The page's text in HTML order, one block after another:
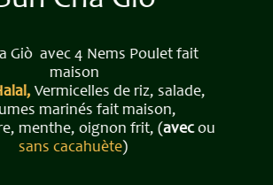
Giò avec 4 Nems Poulet fait
maison
Vermicelles de riz, salade,
marinés fait maison,
menthe, oignon frit, (avecou
sans cacahuète)